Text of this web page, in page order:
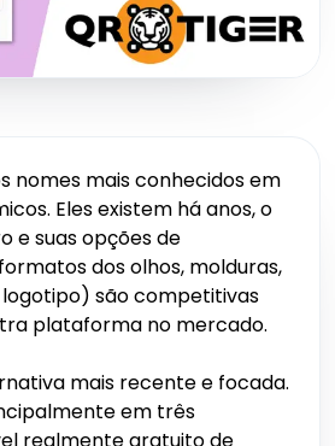
nomes mais conhecidos em
Eles existem há anos, o
e suas opções de
dos olhos, molduras,
são competitivas
plataforma no mercado.
mais recente e focada.
em três